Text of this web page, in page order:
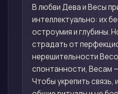
В любви Дева и Весы
интеллектуально: их
остроумия и глубины.
страдать от
нерешительности
спонтанности, Весам
Чтобы укрепить связь,